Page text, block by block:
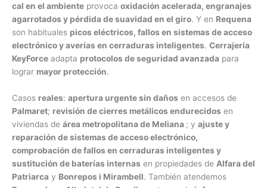
cal en el ambiente provoca oxidación acelerada, engranajes
agarrotados y pérdida de suavidad en el giro. Y en Requena
son habituales picos eléctricos, fallos en sistemas de acceso
electrónico y averías en cerraduras inteligentes. Cerrajería
KeyForce adapta protocolos de seguridad avanzada para
lograr mayor protección.
Casos reales: apertura urgente sin daños en accesos de
Palmaret; revisión de cierres metálicos endurecidos en
viviendas de área metropolitana de Meliana ; y ajuste y
reparación de sistemas de acceso electrónico,
comprobación de fallos en cerraduras inteligentes y
sustitución de baterías internas en propiedades de Alfara del
Patriarca y Bonrepos i Mirambell. También atendemos